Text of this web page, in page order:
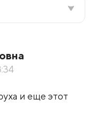
и еще этот